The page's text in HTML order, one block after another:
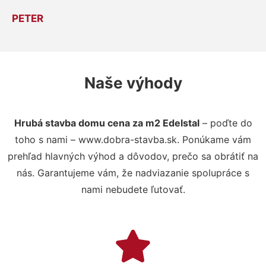
PETER
Naše výhody
Hrubá stavba domu cena za m2 Edelstal– poďte do
toho s nami – www.dobra-stavba.sk. Ponúkame vám
prehľad hlavných výhod a dôvodov, prečo sa obrátiť na
nás. Garantujeme vám, že nadviazanie spolupráce s
nami nebudete ľutovať.